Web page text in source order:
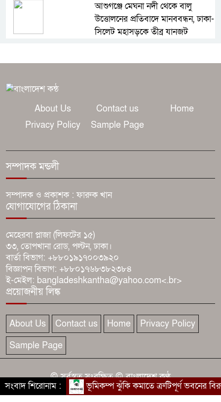
আশুগঞ্জে মেঘনা নদী থেকে বালু
উত্তোলনের প্রতিবাদে মানববন্ধন, ঢাকা-
সিলেট মহাসড়কে তীব্র যানজট
আজই কি বিয়ে রোনালদো-জর্জিনার?
মাদেইরায় জোর গুঞ্জন
জ্বালানি-বিদ্যুৎ খাত অস্থিতিশীল করতে
চাঁপাইনবাবগঞ্জে জনস্বাস্থ্য প্রকৌশল
অধিদপ্তরের উদ্যোগে জুলাই
গণঅভ্যুত্থান দিবস পালিত
চাঁপাইনবাবগঞ্জে জুলাই শহীদদের
About Us Contact us
Home
Privacy Policy
Sample Page
সম্পাদক মন্ডলী
সম্পাদক ও প্রকাশক : ফারুক খান
যোগাযোগের ঠিকানা
মেহেরবা প্লাজা (লিফটের ১৫)
৩৩, তোপখানা রোড, পল্টন, ঢাকা।
বার্তা বিভাগ: +৮৮০১৯১৭০০৩৯২০
বিজ্ঞাপন বিভাগ: +৮৮০১৭৬৮৩৮২৩৮৪
ই-মেইল: bangladeshkantha@yahoo.com<.br>
প্রয়োজনীয় লিঙ্ক
About Us Contact us Home
Privacy Policy
Sample Page
© সর্বস্বত্ব সংরক্ষিত © বাংলাদেশ কণ্ঠ
কারিগরি সহযোগিতায় :বাংলাদেশ কণ্ঠ
সংবাদ শিরোনাম : ভূমিকম্প ঝুঁকি কমাতে ত্রুটিপূর্ণ ভবনের